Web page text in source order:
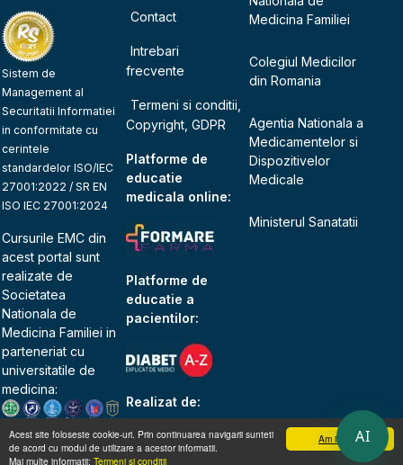
Am inteles
Acest site foloseste cookie-uri. Prin continuarea navigarii sunteti
de acord cu modul de utilizare a acestor informatii.
Mai multe informatii: Termeni si conditii
Sistem de
Management al
Securitatii Informatiei
in conformitate cu
cerintele
standardelor ISO/IEC
27001:2022 / SR EN
ISO IEC 27001:2024
Cursurile EMC din
acest portal sunt
realizate de
Societatea
Nationala de
Medicina Familiei in
parteneriat cu
universitatile de
medicina:
Contact
Intrebari
frecvente
Termeni si conditii,
Copyright, GDPR
Platforme de
educatie
medicala online:
Platforme de
educatie a
pacientilor:
Realizat de:
Medicina Familiei
Colegiul Medicilor
din Romania
Agentia Nationala a
Medicamentelor si
Dispozitivelor
Medicale
Ministerul Sanatatii
AI